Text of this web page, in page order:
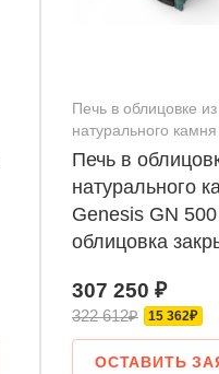
Печь в облицовке из
натурального камня
Печь в
натурального
Genesis GN 500
облицовка
шлифовка
307 250 ₽
322 612₽ 15 362₽
ОСТАВИТЬ